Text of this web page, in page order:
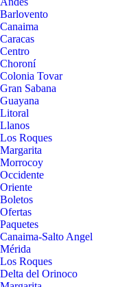
Barlovento
Canaima
Caracas
Centro
Choroní
Colonia Tovar
Gran Sabana
Guayana
Litoral
Llanos
Los Roques
Margarita
Morrocoy
Occidente
Oriente
Boletos
Ofertas
Paquetes
Canaima-Salto Angel
Mérida
Los Roques
Delta del Orinoco